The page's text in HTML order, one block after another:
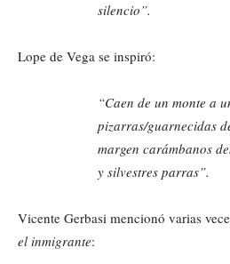
silencio”.
Lope de Vega se inspiró:
“Caen de un monte a
pizarras/guarnecidas
margen carámbanos
y silvestres parras”.
Vicente Gerbasi mencionó varias
el inmigrante: